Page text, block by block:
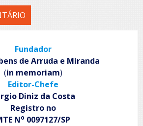
Fundador
de Arruda e Miranda
(in memoriam)
Editor-Chefe
Diniz da Costa
Registro no
No 0097127/SP